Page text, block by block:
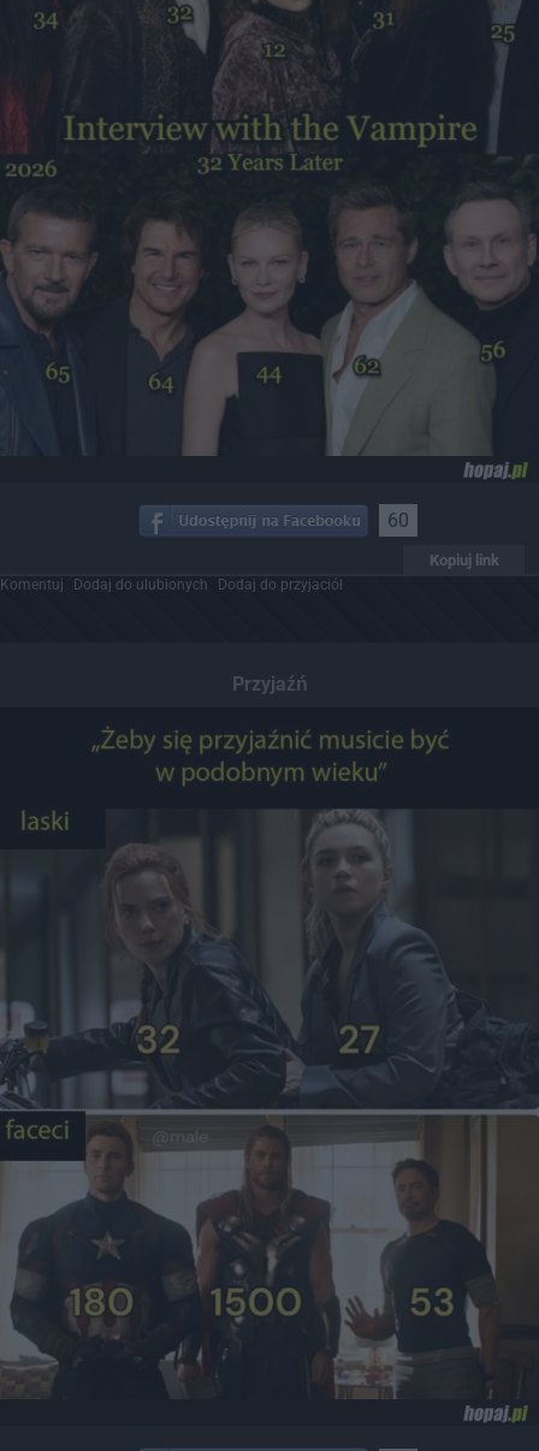
60
Kopiuj link
Komentuj Dodaj do ulubionych Dodaj do przyjaciół
Przyjaźń